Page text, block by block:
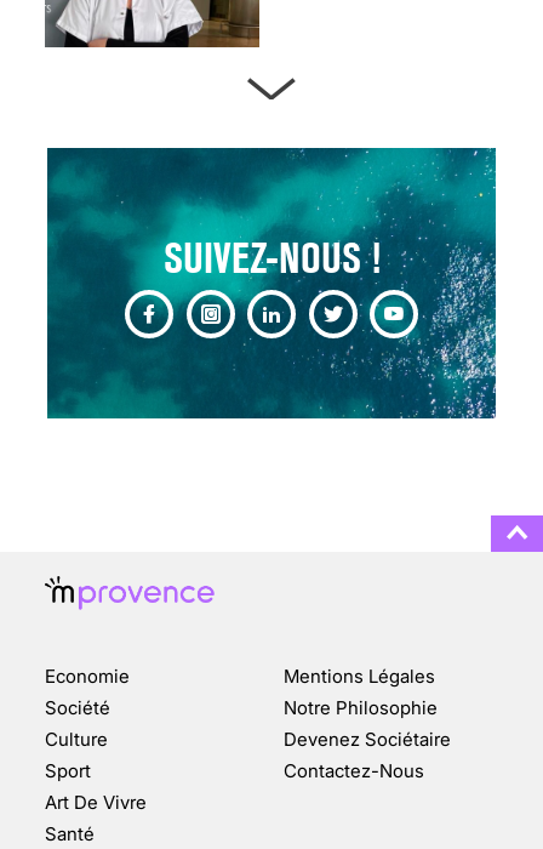
SUIVEZ-NOUS !
13 août 2024
CHANGEMENT DE SEXE :
DES DEMANDES
TOUJOURS PLUS
FAIT SURFACE À
MARSEILLE (1/5)
10 jan 2022
Economie
Société
Culture
Sport
Art De Vivre
Santé
Mentions Légales
Notre Philosophie
Devenez Sociétaire
Contactez-Nous